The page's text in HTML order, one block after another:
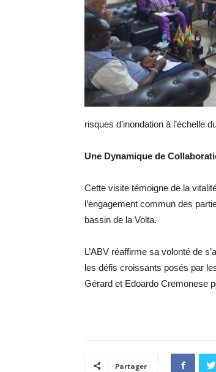
risques d’inondation à l’échelle
Une Dynamique de
Cette visite témoigne de la
l’engagement commun des
bassin de la Volta.
L’ABV réaffirme sa volonté de
les défis croissants posés par
Gérard et Edoardo Cremonese
Partager